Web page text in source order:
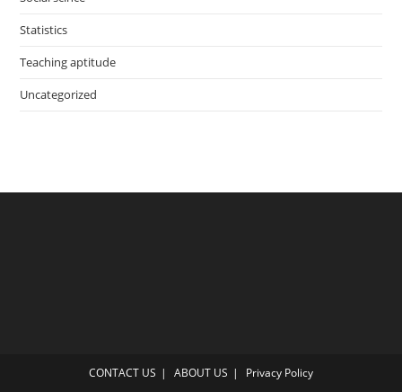
Statistics
Teaching aptitude
Uncategorized
CONTACT US ABOUT US Privacy Policy